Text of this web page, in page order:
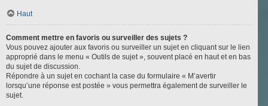
Haut
Comment mettre en favoris ou surveiller des sujets ?
Vous pouvez ajouter aux favoris ou surveiller un sujet en cliquant sur le lien
approprié dans le menu « Outils de sujet », souvent placé en haut et en bas
du sujet de discussion.
Répondre à un sujet en cochant la case du formulaire « M’avertir
lorsqu’une réponse est postée » vous permettra également de surveiller le
sujet.